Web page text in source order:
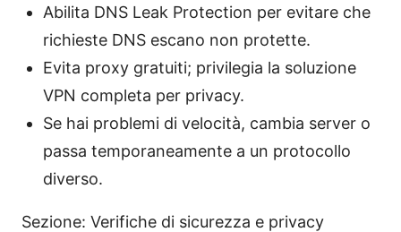
Abilita DNS Leak Protection per evitare che
richieste DNS escano non protette.
Evita proxy gratuiti; privilegia la soluzione
VPN completa per privacy.
Se hai problemi di velocità, cambia server o
passa temporaneamente a un protocollo
diverso.
Sezione: Verifiche di sicurezza e privacy